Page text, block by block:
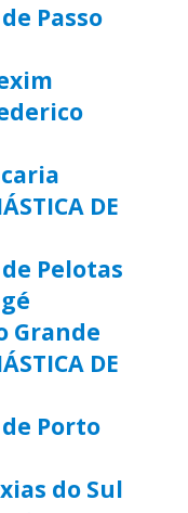
Passo
DE
Pelotas
Grande
DE
Porto
do Sul